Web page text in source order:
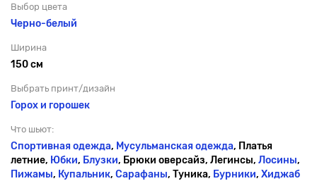
Выбор цвета
Черно-белый
Ширина
150 см
Выбрать принт/дизайн
Горох и горошек
Что шьют:
Спортивная одежда, Мусульманская одежда, Платья
летние, Юбки, Блузки, Брюки оверсайз, Легинсы, Лосины,
Пижамы, Купальник, Сарафаны, Туника, Бурники, Хиджаб